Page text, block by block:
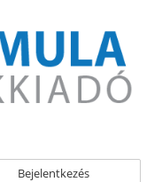
Bejelentkezés